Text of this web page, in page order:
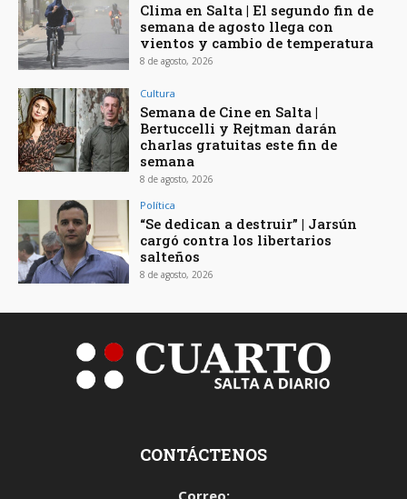
Clima en Salta | El segundo fin de
semana de agosto llega con
vientos y cambio de temperatura
8 de agosto, 2026
Cultura
Semana de Cine en Salta |
Bertuccelli y Rejtman darán
charlas gratuitas este fin de
semana
8 de agosto, 2026
Política
“Se dedican a destruir” | Jarsún
cargó contra los libertarios
salteños
8 de agosto, 2026
CONTÁCTENOS